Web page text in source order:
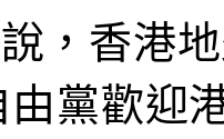
，香港
黨歡迎